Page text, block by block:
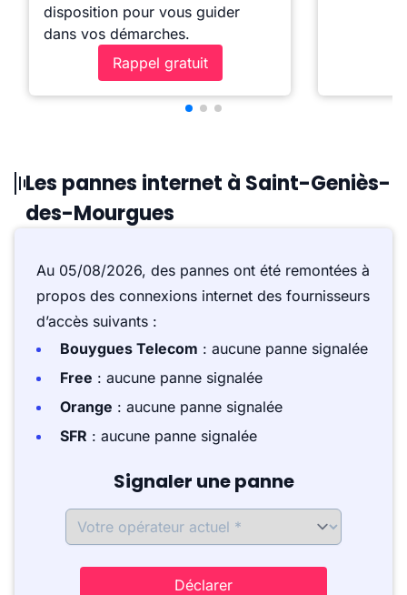
disposition pour vous guider
dans vos démarches.
Rappel gratuit
Les pannes internet à Saint-Geniès-
des-Mourgues
Au 05/08/2026, des pannes ont été remontées à
propos des connexions internet des fournisseurs
d’accès suivants :
Bouygues Telecom : aucune panne signalée
Free : aucune panne signalée
Orange : aucune panne signalée
SFR : aucune panne signalée
Signaler une panne
Déclarer